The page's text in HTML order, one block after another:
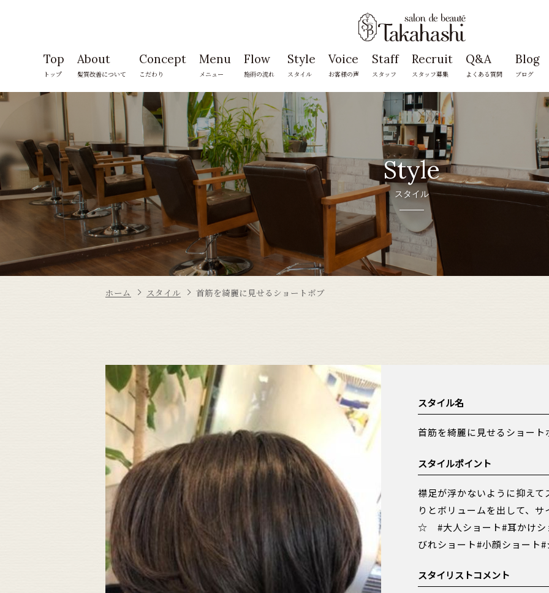
Top
トップ
About
髪質改善について
Concept
こだわり
Menu
メニュー
Flow
施術の流れ
Style
スタイル
Voice
お客様の声
Staff
スタッフ
Recruit
スタッフ募集
Q&A
よくある質問
Blog
ブログ
Style
スタイル
ホーム スタイル 首筋を綺麗に見せるショートボブ
スタイル名
首筋を綺麗に見せるショート
スタイルポイント
襟足が浮かないように抑え
りとボリュームを出して、
☆ #大人ショート#耳かけシ
びれショート#小顔ショート
スタイリストコメント